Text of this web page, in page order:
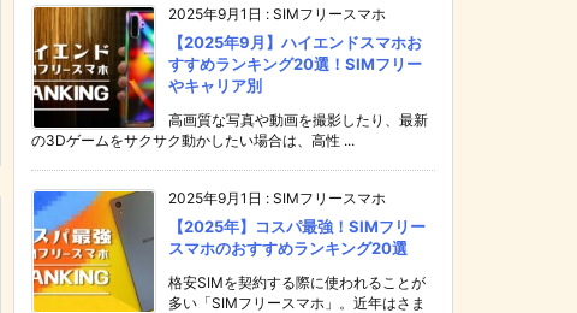
2025年9月1日 : SIMフリースマホ
【2025年9月】ハイエンドスマホお
すすめランキング20選！SIMフリー
やキャリア別
高画質な写真や動画を撮影したり、最新
の3Dゲームをサクサク動かしたい場合は、高性 ...
2025年9月1日 : SIMフリースマホ
【2025年】コスパ最強！SIMフリー
スマホのおすすめランキング20選
格安SIMを契約する際に使われることが
多い「SIMフリースマホ」。近年はさま